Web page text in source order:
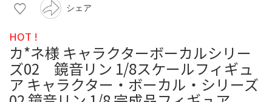
シェア
HOT !
カ*ネ様 キャラクターボーカルシリー
ズ02 鏡音リン 1/8スケールフィギュ
ア キャラクター・ボーカル・シリーズ